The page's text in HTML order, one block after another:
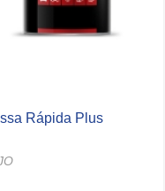
Rápida Plus